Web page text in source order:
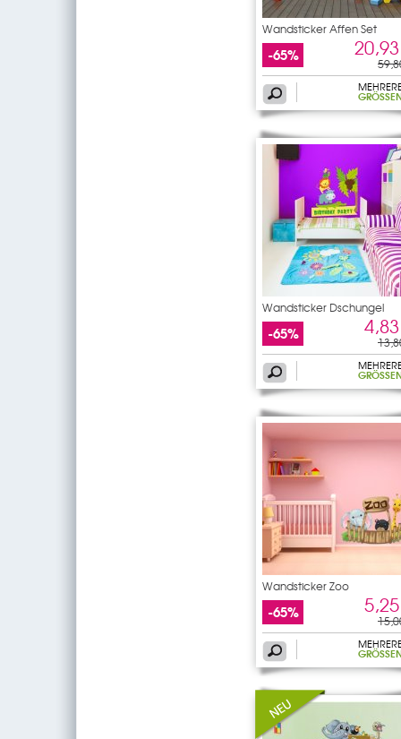
Wandsticker Affen Set
-65%
GRÖSSEN
Wandsticker Dschungel
-65%
GRÖSSEN
Wandsticker Zoo
-65%
GRÖSSEN